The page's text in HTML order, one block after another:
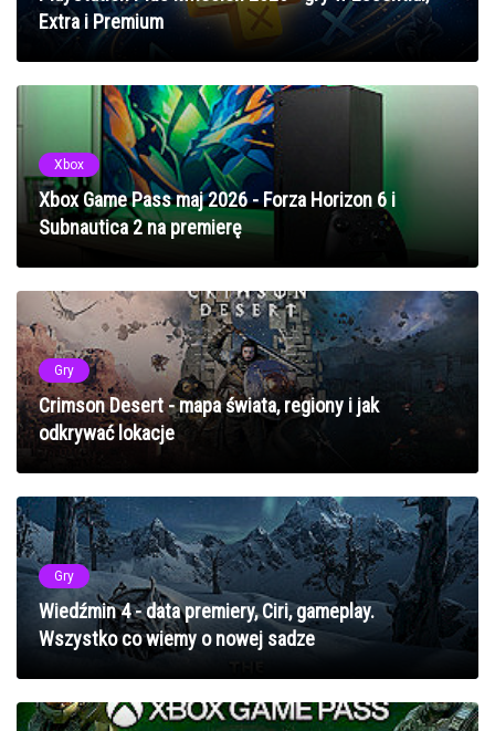
Extra i Premium
Xbox
Xbox Game Pass maj 2026 - Forza Horizon 6 i
Subnautica 2 na premierę
Gry
Crimson Desert - mapa świata, regiony i jak
odkrywać lokacje
Gry
Wiedźmin 4 - data premiery, Ciri, gameplay.
Wszystko co wiemy o nowej sadze